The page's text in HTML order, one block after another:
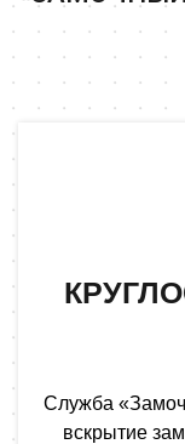
Служба
вскрытие